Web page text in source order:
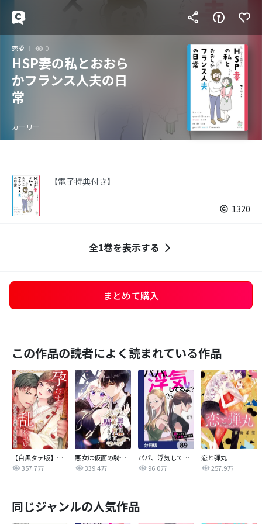
恋愛 0
HSP妻の私とおおら
かフランス人夫の日
常
カーリー
【電子特典付き】
1320
全1巻を表示する
まとめて購入
この作品の読者によく読まれている作品
【白黒タテ版】孕むまで乱れいけ～身代わり花嫁と軍服の猛愛
357.7万
悪女は仮面の騎士に騙されない
339.4万
パパ、浮気してるよ？娘と二人でクズ夫を捨てます【分冊版】
96.0万
恋と弾丸
257.9万
同じジャンルの人気作品